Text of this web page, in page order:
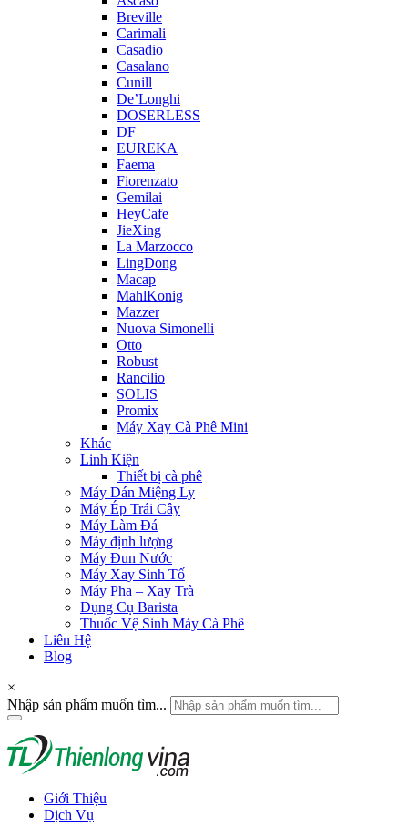
Breville
Carimali
Casadio
Casalano
Cunill
De’Longhi
DOSERLESS
DF
EUREKA
Faema
Fiorenzato
Gemilai
HeyCafe
JieXing
La Marzocco
LingDong
Macap
MahlKonig
Mazzer
Nuova Simonelli
Otto
Robust
Rancilio
SOLIS
Promix
Máy Xay Cà Phê Mini
Khác
Linh Kiện
Thiết bị cà phê
Máy Dán Miệng Ly
Máy Ép Trái Cây
Máy Làm Đá
Máy định lượng
Máy Đun Nước
Máy Xay Sinh Tố
Máy Pha – Xay Trà
Dụng Cụ Barista
Thuốc Vệ Sinh Máy Cà Phê
Liên Hệ
Blog
×
Nhập sản phẩm muốn tìm...
Giới Thiệu
Dịch Vụ